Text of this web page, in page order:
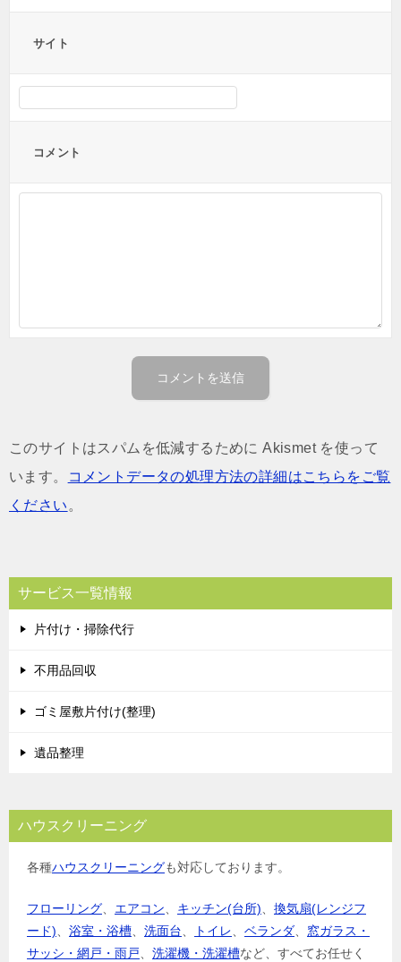
サイト
コメント
このサイトはスパムを低減するために Akismet を使って
います。
コメントデータの処理方法の詳細はこちらをご覧
ください。
サービス一覧情報
片付け・掃除代行
不用品回収
ゴミ屋敷片付け(整理)
遺品整理
ハウスクリーニング
各種ハウスクリーニングも対応しております。
フローリング、 エアコン、 キッチン(台所)、 換気扇(レンジフ
ード)、 浴室・浴槽、 洗面台、 トイレ、 ベランダ、 窓ガラス・
サッシ・網戸・雨戸、 洗濯機・洗濯槽など、すべてお任せく